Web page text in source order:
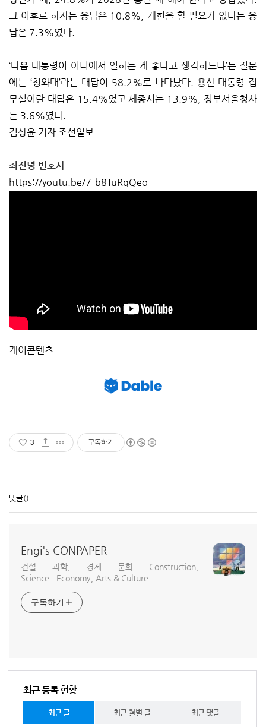
그 이후로 하자는 응답은 10.8%, 개헌을 할 필요가 없다는 응
답은 7.3%였다.
‘다음 대통령이 어디에서 일하는 게 좋다고 생각하느냐’는 질문
에는 ‘청와대’라는 대답이 58.2%로 나타났다. 용산 대통령 집
무실이란 대답은 15.4%였고 세종시는 13.9%, 정부서울청사
는 3.6%였다.
김상윤 기자 조선일보
최진녕 변호사
https://youtu.be/7-b8TuRqQeo
케이콘텐츠
3 구독하기
댓글()
Engi's CONPAPER
건설 과학, 경제 문화 Construction,
Science...Economy, Arts & Culture
구독하기
최근 등록 현황
최근 글 최근 월별 글 최근 댓글